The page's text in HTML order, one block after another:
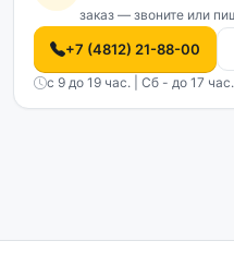
заказ — звоните или
+7 (4812) 21-88-00
с 9 до 19 час. | Сб - до 17